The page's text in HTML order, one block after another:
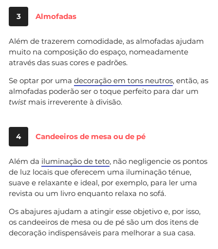
3 Almofadas
Além de trazerem comodidade, as almofadas ajudam
muito na composição do espaço, nomeadamente
através das suas cores e padrões.
Se optar por uma decoração em tons neutros, então, as
almofadas poderão ser o toque perfeito para dar um
twist mais irreverente à divisão.
4 Candeeiros de mesa ou de pé
Além da iluminação de teto, não negligencie os pontos
de luz locais que oferecem uma iluminação ténue,
suave e relaxante e ideal, por exemplo, para ler uma
revista ou um livro enquanto relaxa no sofá.
Os abajures ajudam a atingir esse objetivo e, por isso,
os candeeiros de mesa ou de pé são um dos itens de
decoração indispensáveis para melhorar a sua casa.